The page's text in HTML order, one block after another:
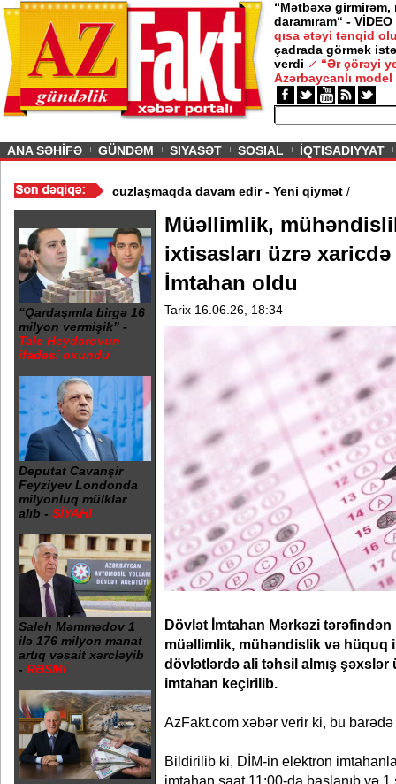
“Mətbəxə girmirəm,
daramıram“ - VİDEO
qısa ətəyi tənqid
çadrada görmək
verdi
“Ər çörəyi
Azərbaycanlı model
ANA SƏHİFƏ GÜNDƏM SIYASƏT SOSIAL İQTISADIYYAT
/ Azərbaycan nefti ucuzlaşmaqda davam edir - Yeni qiymət
“Qardaşımla birgə 16
milyon vermişik” -
Tale Heydərovun
ifadəsi oxundu
Deputat Cavanşir
Feyziyev Londonda
milyonluq mülklər
alıb - SİYAHI
Saleh Məmmədov 1
ilə 176 milyon manat
artıq vəsait xərcləyib
- RƏSMİ
Müəllimlik,
ixtisasları üzrə
İmtahan oldu
Tarix 16.06.26, 18:34
Dövlət İmtahan Mərkəzi tərəfindən
müəllimlik, mühəndislik və hüquq
dövlətlərdə ali təhsil almış şəxslər
imtahan keçirilib.
AzFakt.com xəbər verir ki, bu
Bildirilib ki, DİM-in elektron
imtahan saat 11:00-da başlanıb və